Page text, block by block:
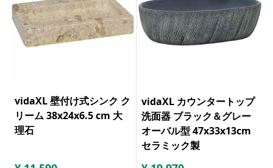
vidaXL 壁付け式シンク ク
リーム 38x24x6.5 cm 大
理石
vidaXL カウンタートップ
洗面器 ブラック＆グレー
オーバル型 47x33x13cm
セラミック製